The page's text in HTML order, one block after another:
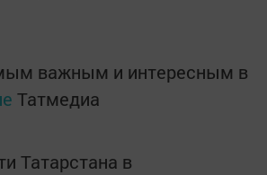
важным и интересным в
Татмедиа
Татарстана в